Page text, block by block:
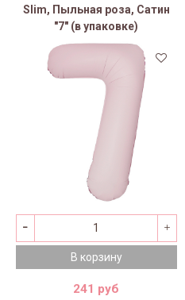
Slim, Пыльная роза, Сатин
"7" (в упаковке)
В корзину
241 руб